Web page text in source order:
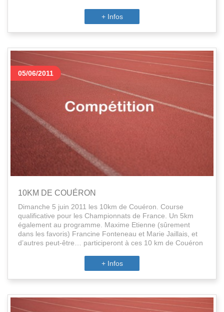
+ Infos
10KM DE COUÉRON
Dimanche 5 juin 2011 les 10km de Couéron. Course
qualificative pour les Championnats de France. Un 5km
également au programme. Maxime Etienne (sûrement
dans les favoris) Francine Fonteneau et Marie Jaillais, et
d’autres peut-être… participeront à ces 10 km de Couéron
+ Infos
05/06/2011